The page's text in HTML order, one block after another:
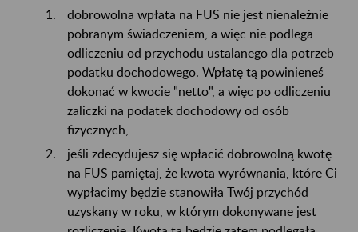
dobrowolna wpłata na FUS nie jest nienależnie
pobranym świadczeniem, a więc nie podlega
odliczeniu od przychodu ustalanego dla potrzeb
podatku dochodowego. Wpłatę tą powinieneś
dokonać w kwocie "netto", a więc po odliczeniu
zaliczki na podatek dochodowy od osób
fizycznych,
jeśli zdecydujesz się wpłacić dobrowolną kwotę
na FUS pamiętaj, że kwota wyrównania, które Ci
wypłacimy będzie stanowiła Twój przychód
uzyskany w roku, w którym dokonywane jest